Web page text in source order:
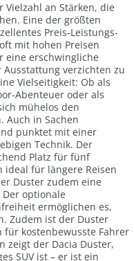
Vielzahl an Stärken, die
Eine der größten
Preis-Leistungs-
mit hohen Preisen
eine erschwingliche
verzichten zu
Vielseitigkeit: Ob als
Abenteuer oder als
mühelos den
Auch in Sachen
punktet mit einer
Technik. Der
Platz für fünf
ideal für längere Reisen
Duster zudem eine
optionale
ermöglichen es,
Zudem ist der Duster
kostenbewusste Fahrer
zeigt der Dacia Duster,
SUV ist – er ist ein